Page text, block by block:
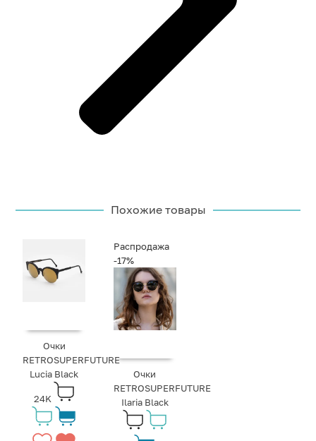
Похожие товары
Очки
RETROSUPERFUTURE
Lucia Black
24K
Распродажа
-17%
Очки
RETROSUPERFUTURE
Ilaria Black